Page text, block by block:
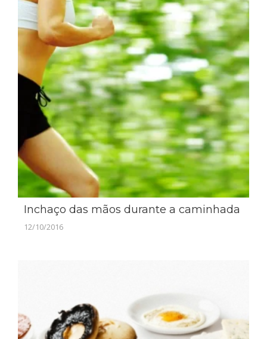
Inchaço das mãos durante a caminhada
12/10/2016